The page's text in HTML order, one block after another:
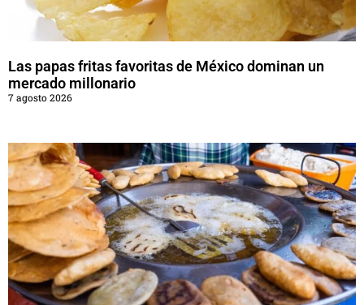
Las papas fritas favoritas de México dominan un
mercado millonario
7 agosto 2026